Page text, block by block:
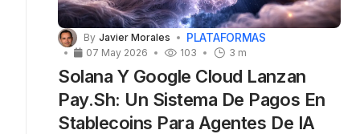
By Javier Morales PLATAFORMAS
3 m
07 May 2026 103
Solana Y Google Cloud Lanzan
Pay.sh: Un Sistema De Pagos En
Stablecoins Para Agentes De IA